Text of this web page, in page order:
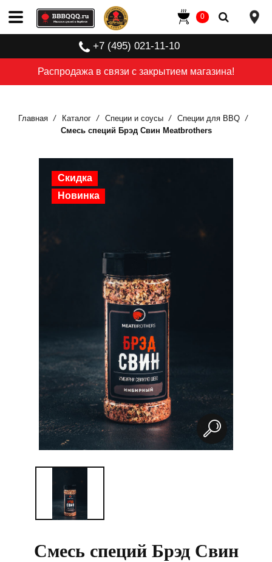
Распродажа в связи с закрытием магазина!
+7 (495) 021-11-10
0
Главная Каталог Специи и соусы
Специи для BBQ
Смесь специй Брэд Свин Meatbrothers
Скидка
Новинка
Смесь специй Брэд Свин